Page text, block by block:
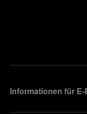
Informationen für